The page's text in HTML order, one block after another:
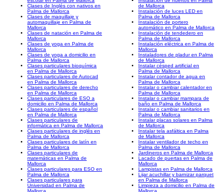
Clases de Inglés con nativos en
Palma de Mallorca
Clases de maquillaje y
automaquillaje en Palma de
Mallorca
Clases de natación en Palma de
Mallorca
Clases de yoga en Palma de
Mallorca
Clases de yoga a domicilio en
Palma de Mallorca
Clases particulares bioquímica
en Palma de Mallorca
Clases particulares de Autocad
en Palma de Mallorca
Clases particulares de derecho
en Palma de Mallorca
Clases particulares de ESO a
domicilio en Palma de Mallorca
Clases particulares de español
en Palma de Mallorca
Clases particulares de
informática en Palma de Mallorca
Clases particulares de inglés en
Palma de Mallorca
Clases particulares de latín en
Palma de Mallorca
Clases particulares de
matemáticas en Palma de
Mallorca
Clases particulares para ESO en
Palma de Mallorca
Clases particulares para
Universidad en Palma de
Mallorca
de Mallorca
Instalación de luces LED en
Palma de Mallorca
Instalación de portero
automático en Palma de Mallorca
Instalación de tendedero en
Palma de Mallorca
Instalación eléctrica en Palma de
Mallorca
Instaladores de pladur en Palma
de Mallorca
Instalar césped artificial en
Palma de Mallorca
Instalar contador de agua en
Palma de Mallorca
Instalar o cambiar calentador en
Palma de Mallorca
Instalar o cambiar mampara de
baño en Palma de Mallorca
Instalar o cambiar sanitarios en
Palma de Mallorca
Instalar placas solares en Palma
de Mallorca
Instalar tela asfáltica en Palma
de Mallorca
Instalar ventilador de techo en
Palma de Mallorca
Jardineros en Palma de Mallorca
Lacado de puertas en Palma de
Mallorca
Lampistas en Palma de Mallorca
Lijar acuchillar y barnizar parquet
en Palma de Mallorca
Limpieza a domicilio en Palma de
Mallorca